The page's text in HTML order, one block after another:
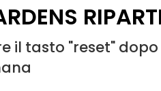
il tasto "reset"